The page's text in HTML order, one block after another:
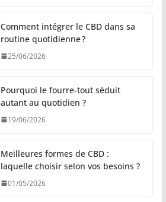
Comment intégrer le CBD dans sa
routine quotidienne ?
25/06/2026
Pourquoi le fourre-tout séduit
autant au quotidien ?
19/06/2026
Meilleures formes de CBD :
laquelle choisir selon vos besoins ?
01/05/2026